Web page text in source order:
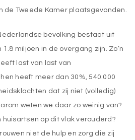
de Tweede Kamer plaatsgevonden.
bevolking bestaat uit
1.8 miljoen in de overgang zijn. Zo’n
last van last van
heeft meer dan 30%, 540.000
dat zij niet (volledig)
weten we daar zo weinig van?
huisartsen op dit vlak verouderd?
niet de hulp en zorg die zij